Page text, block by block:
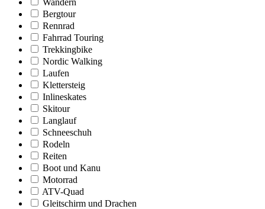
Bergtour
Rennrad
Fahrrad Touring
Trekkingbike
Nordic Walking
Laufen
Klettersteig
Inlineskates
Skitour
Langlauf
Schneeschuh
Rodeln
Reiten
Boot und Kanu
Motorrad
ATV-Quad
Gleitschirm und Drachen